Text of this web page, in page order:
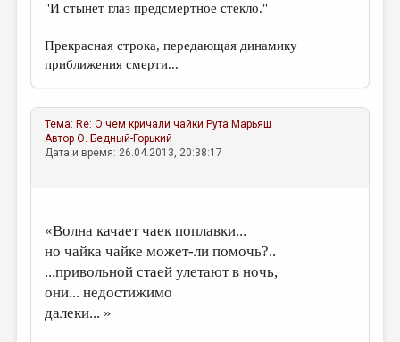
"И стынет глаз предсмертное стекло."
Прекрасная строка, передающая динамику
приближения смерти...
Тема: Re: О чем кричали чайки Рута Марьяш
АвторО. Бедный-Горький
Дата и время: 26.04.2013, 20:38:17
«Волна качает чаек поплавки...
но чайка чайке может-ли помочь?..
...привольной стаей улетают в ночь,
они... недостижимо
далеки... »